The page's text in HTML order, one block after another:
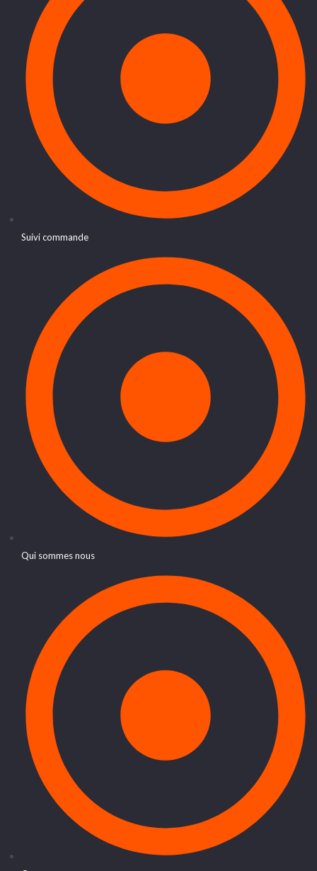
Suivi commande
Qui sommes nous